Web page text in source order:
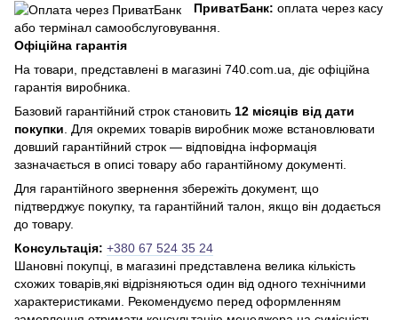
ПриватБанк: оплата через касу
або термінал самообслуговування.
Офіційна гарантія
На товари, представлені в магазині 740.com.ua, діє офіційна
гарантія виробника.
Базовий гарантійний строк становить 12 місяців від дати
покупки . Для окремих товарів виробник може встановлювати
довший гарантійний строк — відповідна інформація
зазначається в описі товару або гарантійному документі.
Для гарантійного звернення збережіть документ, що
підтверджує покупку, та гарантійний талон, якщо він додається
до товару.
Консультація: +380 67 524 35 24
Шановні покупці, в магазині представлена ​​велика кількість
схожих товарів,які відрізняються один від одного технічними
характеристиками. Рекомендуємо перед оформленням